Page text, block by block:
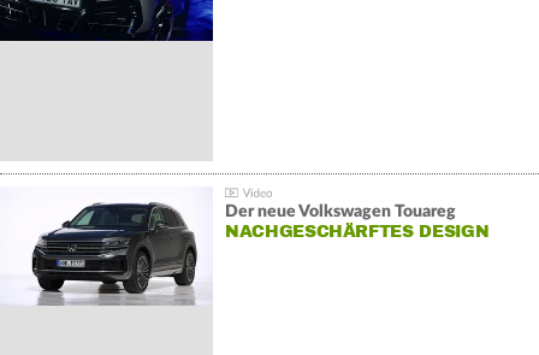
Der neue Volkswagen Touareg
NACHGESCHÄRFTES DESIGN